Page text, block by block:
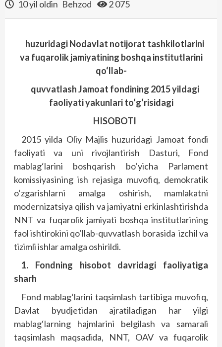
10 yil oldin Behzod 2 075
huzuridagi Nodavlat notijorat tashkilotlarini
va fuqarolik jamiyatining boshqa institutlarini
qo‘llab-
quvvatlash Jamoat fondining 2015 yildagi
faoliyati yakunlari to‘g‘risidagi
HISOBOTI
2015 yilda Oliy Majlis huzuridagi Jamoat fondi
faoliyati va uni rivojlantirish Dasturi, Fond
mablag‘larini boshqarish bo‘yicha Parlament
komissiyasining ish rejasiga muvofiq, demokratik
o‘zgarishlarni amalga oshirish, mamlakatni
modernizatsiya qilish va jamiyatni erkinlashtirishda
NNT va fuqarolik jamiyati boshqa institutlarining
faol ishtirokini qo‘llab-quvvatlash borasida izchil va
tizimli ishlar amalga oshirildi.
1. Fondning hisobot davridagi faoliyatiga
sharh
Fond mablag‘larini taqsimlash tartibiga muvofiq,
Davlat byudjetidan ajratiladigan har yilgi
mablag‘larning hajmlarini belgilash va samarali
taqsimlash maqsadida, NNT, OAV va fuqarolik